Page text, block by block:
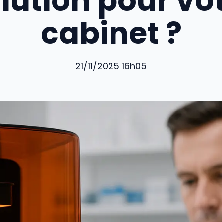
cabinet ?
21/11/2025 16h05